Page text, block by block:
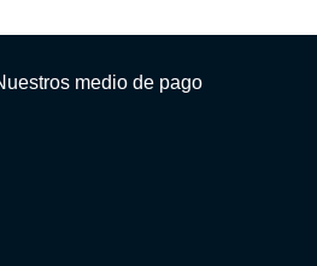
medio de pago